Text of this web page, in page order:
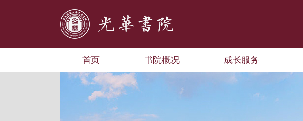
首页 书院概况 成长服务